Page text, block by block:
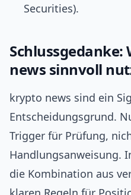
Securities).
Schlussgedanke:
news sinnvoll
krypto news sind ein
Entscheidungsgrund.
Trigger für Prüfung,
Handlungsanweisung.
die Kombination aus